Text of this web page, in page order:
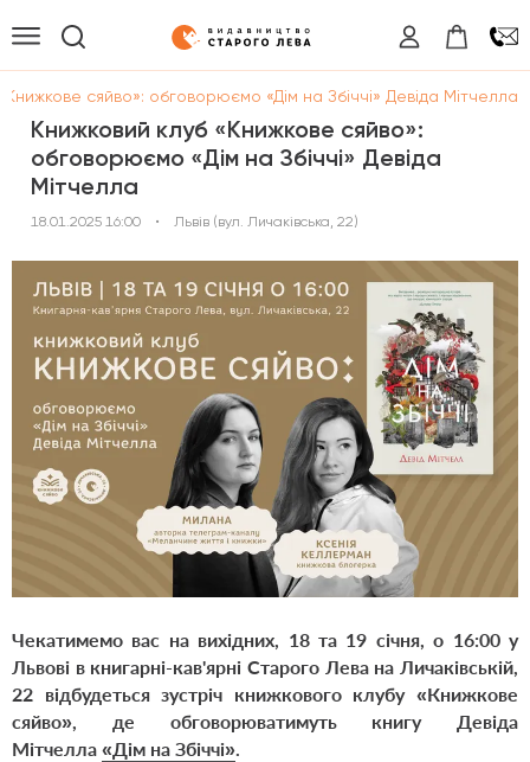
сяйво»: обговорюємо «Дім на Збіччі» Девіда Мітчелла
Книжковий клуб «Книжкове сяйво»:
обговорюємо «Дім на Збіччі» Девіда
Мітчелла
18.01.2025 16:00 • Львів (вул. Личаківська, 22)
Чекатимемо вас на вихідних, 18 та 19 січня, о 16:00 у
Львові в книгарні-кав'ярні Старого Лева на Личаківській,
22 відбудеться зустріч книжкового клубу «Книжкове
сяйво», де обговорюватимуть книгу Девіда
Мітчелла «Дім на Збіччі».